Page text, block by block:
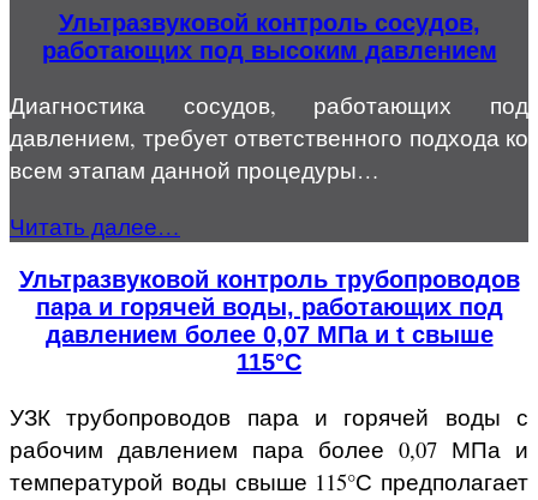
Ультразвуковой контроль сосудов,
работающих под высоким давлением
Диагностика сосудов, работающих под
давлением, требует ответственного подхода ко
всем этапам данной процедуры…
Читать далее…
Ультразвуковой контроль трубопроводов
пара и горячей воды, работающих под
давлением более 0,07 МПа и t свыше
115°С
УЗК трубопроводов пара и горячей воды с
рабочим давлением пара более 0,07 МПа и
температурой воды свыше 115°С предполагает